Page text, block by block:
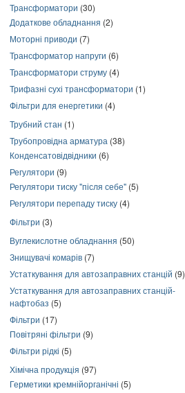
Трансформатори (30)
Додаткове обладнання (2)
Моторні приводи (7)
Трансформатор напруги (6)
Трансформатори струму (4)
Трифазні сухі трансформатори (1)
Фільтри для енергетики (4)
Трубний стан (1)
Трубопровідна арматура (38)
Конденсатовідвідники (6)
Регулятори (9)
Регулятори тиску "після себе" (5)
Регулятори перепаду тиску (4)
Фільтри (3)
Вуглекислотне обладнання (50)
Знищувачі комарів (7)
Устаткування для автозаправних станцій (9)
Устаткування для автозаправних станцій-
нафтобаз (5)
Фільтри (17)
Повітряні фільтри (9)
Фільтри рідкі (5)
Хімічна продукція (97)
Герметики кремнійорганічні (5)